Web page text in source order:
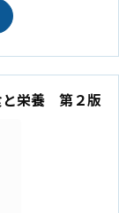
栄養 第２版